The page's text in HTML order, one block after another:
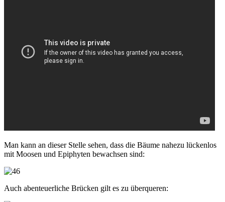
Man kann an dieser Stelle sehen, dass die Bäume nahezu lückenlos
mit Moosen und Epiphyten bewachsen sind:
Auch abenteuerliche Brücken gilt es zu überqueren: